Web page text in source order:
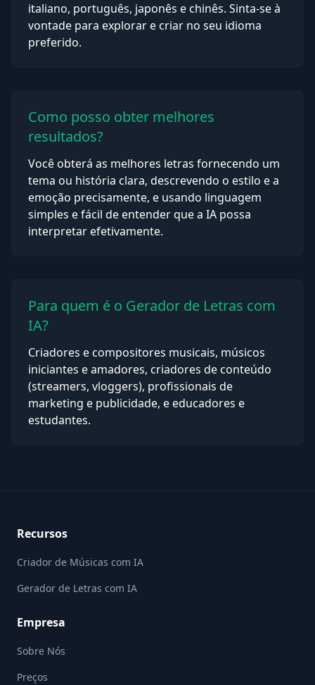
italiano, português, japonês e chinês. Sinta-se à
vontade para explorar e criar no seu idioma
preferido.
Como posso obter melhores
resultados?
Você obterá as melhores letras fornecendo um
tema ou história clara, descrevendo o estilo e a
emoção precisamente, e usando linguagem
simples e fácil de entender que a IA possa
interpretar efetivamente.
Para quem é o Gerador de Letras com
IA?
Criadores e compositores musicais, músicos
iniciantes e amadores, criadores de conteúdo
(streamers, vloggers), profissionais de
marketing e publicidade, e educadores e
estudantes.
Recursos
Criador de Músicas com IA
Gerador de Letras com IA
Empresa
Sobre Nós
Preços